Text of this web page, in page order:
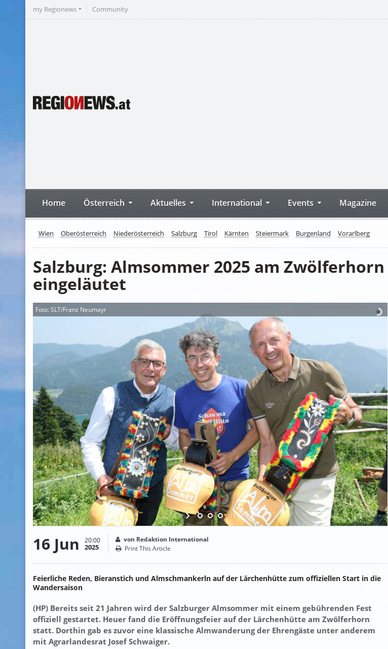
my Regionews Community
Home Österreich Aktuelles International Events Magazine
Wien Oberösterreich Niederösterreich Salzburg Tirol Kärnten Steiermark Burgenland Vorarlberg
Salzburg: Almsommer 2025 am Zwölferhorn
eingeläutet
Foto: SLT/Franz Neumayr
16 Jun 20:00
2025
von Redaktion International
Print This Article
Feierliche Reden, Bieranstich und Almschmankerln auf der Lärchenhütte zum offiziellen Start in die
Wandersaison
(HP) Bereits seit 21 Jahren wird der Salzburger Almsommer mit einem gebührenden Fest
offiziell gestartet. Heuer fand die Eröffnungsfeier auf der Lärchenhütte am Zwölferhorn
statt. Dorthin gab es zuvor eine klassische Almwanderung der Ehrengäste unter anderem
mit Agrarlandesrat Josef Schwaiger.